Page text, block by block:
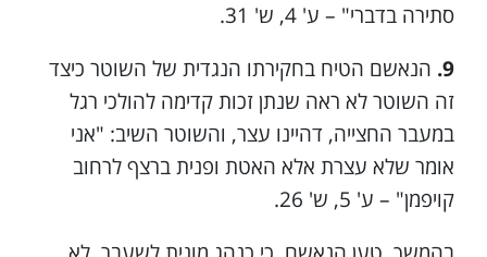
סתירה בדברי" – ע' 4, ש' 31.
9. הנאשם הטיח בחקירתו הנגדית של השוטר כיצד
זה השוטר לא ראה שנתן זכות קדימה להולכי רגל
במעבר החצייה, דהיינו עצר, והשוטר השיב: "אני
אומר שלא עצרת אלא האטת ופנית ברצף לרחוב
קויפמן" – ע' 5, ש' 26.